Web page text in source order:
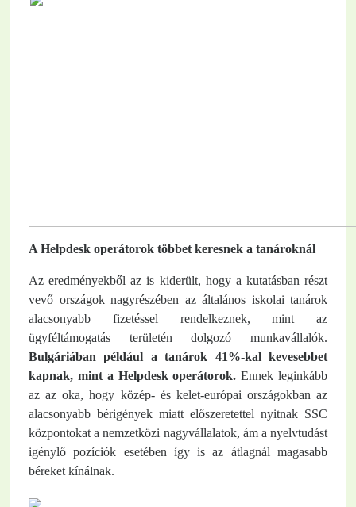
A Helpdesk operátorok többet keresnek a tanároknál
Az eredményekből az is kiderült, hogy a kutatásban részt
vevő országok nagyrészében az általános iskolai tanárok
alacsonyabb fizetéssel rendelkeznek, mint az
ügyféltámogatás területén dolgozó munkavállalók.
Bulgáriában például a tanárok 41%-kal kevesebbet
kapnak, mint a Helpdesk operátorok. Ennek leginkább
az az oka, hogy közép- és kelet-európai országokban az
alacsonyabb bérigények miatt előszeretettel nyitnak SSC
központokat a nemzetközi nagyvállalatok, ám a nyelvtudást
igénylő pozíciók esetében így is az átlagnál magasabb
béreket kínálnak.